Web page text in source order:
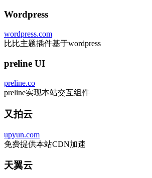
Wordpress
wordpress.com
比比主题插件基于wordpress
preline UI
preline.co
preline实现本站交互组件
又拍云
upyun.com
免费提供本站CDN加速
天翼云